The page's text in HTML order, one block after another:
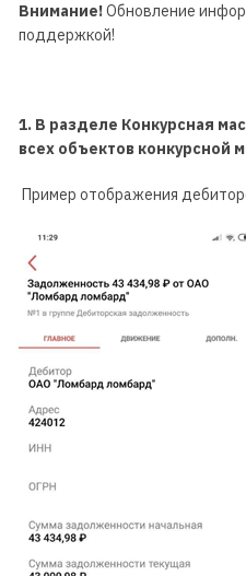
Внимание!Обновление
поддержкой!
1. В разделе Конкурсная
всех объектов конкурсной
Пример отображения